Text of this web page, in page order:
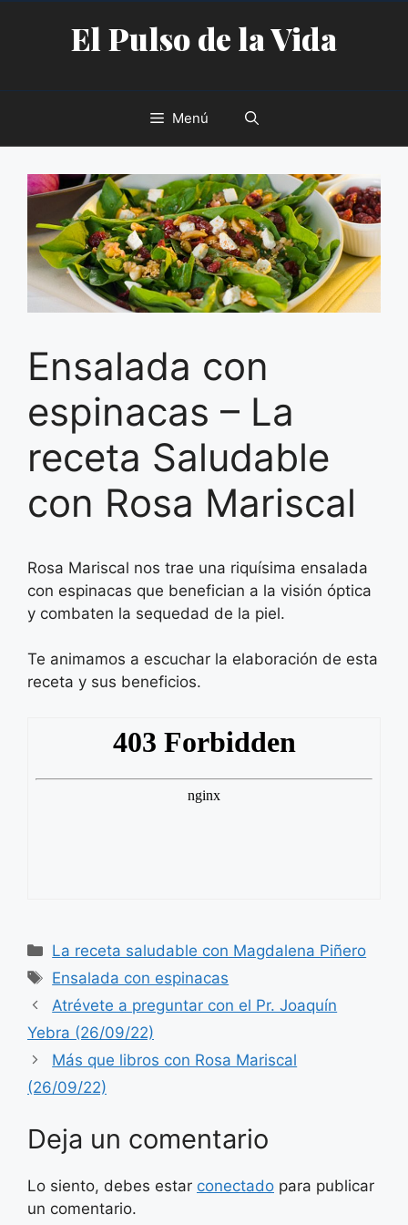
contenidoEl Pulso de la Vida
Menú
Ensalada con
espinacas – La
receta Saludable
con Rosa Mariscal
Rosa Mariscal nos trae una riquísima ensalada
con espinacas que benefician a la visión óptica
y combaten la sequedad de la piel.
Te animamos a escuchar la elaboración de esta
receta y sus beneficios.
Categorías
La receta saludable con Magdalena Piñero
Etiquetas
Ensalada con espinacas
Atrévete a preguntar con el Pr. Joaquín
Yebra (26/09/22)
Más que libros con Rosa Mariscal
(26/09/22)
Deja un comentario
Lo siento, debes estar conectado para publicar
un comentario.